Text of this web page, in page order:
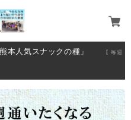
本人気スナックの種」 【 毎週